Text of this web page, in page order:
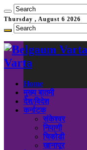
Thursday , August 6 2026
Varta
Home
मुख्य बातमी
देश/विदेश
कर्नाटक
संकेश्वर
निपाणी
चिकोडी
खानापूर